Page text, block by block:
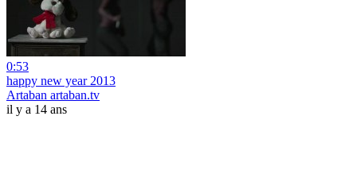
0:53
happy new year 2013
Artaban artaban.tv
il y a 14 ans